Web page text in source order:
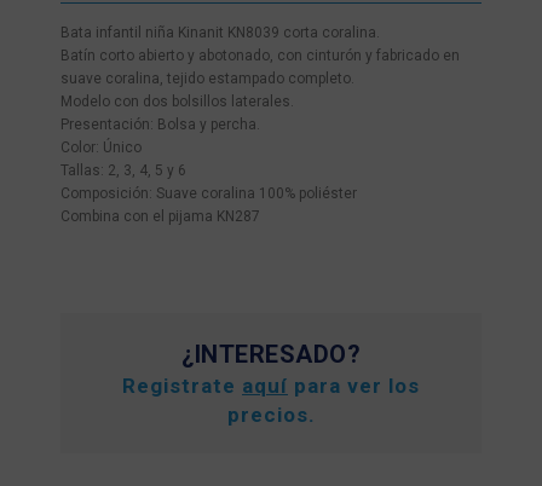
Bata infantil niña Kinanit KN8039 corta coralina.
Batín corto abierto y abotonado, con cinturón y fabricado en
suave coralina, tejido estampado completo.
Modelo con dos bolsillos laterales.
Presentación: Bolsa y percha.
Color: Único
Tallas: 2, 3, 4, 5 y 6
Composición: Suave coralina 100% poliéster
Combina con el pijama KN287
¿INTERESADO?
Registrate aquí para ver los
precios.